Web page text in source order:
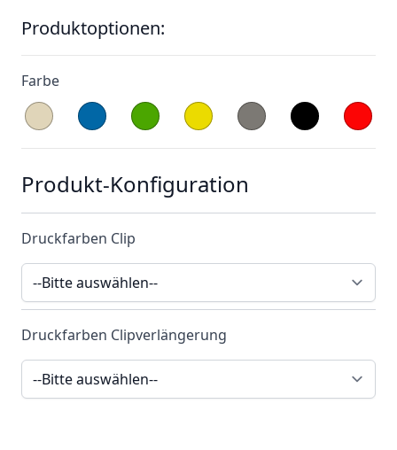
Produktoptionen:
Farbe
Produkt-Konfiguration
Druckfarben Clip
Druckfarben Clipverlängerung